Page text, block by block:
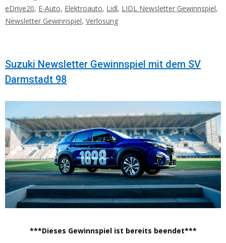
eDrive20, E-Auto, Elektroauto, Lidl, LIDL Newsletter Gewinnspiel,
Newsletter Gewinnspiel, Verlosung
Suzuki Newsletter Gewinnspiel mit dem SV
Darmstadt 98
***Dieses Gewinnspiel ist bereits beendet***